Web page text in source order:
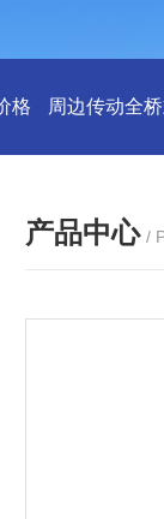
格 周边传动全
产品中心 /